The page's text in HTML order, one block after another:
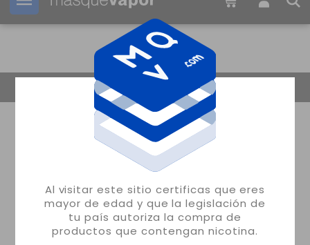
Al visitar este sitio certificas que eres
mayor de edad y que la legislación de
tu país autoriza la compra de
productos que contengan nicotina.
Tu pedido puede ser enviado en 30m: